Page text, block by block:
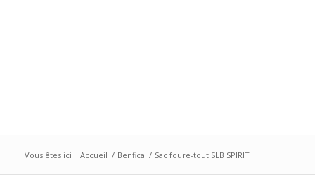
Vous êtes ici : Accueil / Benfica / Sac foure-tout SLB SPIRIT